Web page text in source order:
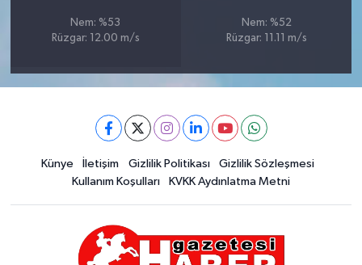
Nem: %53
Rüzgar: 12.00 m/s
Nem: %52
Rüzgar: 11.11 m/s
Künye İletişim Gizlilik Politikası
Gizlilik Sözleşmesi
Kullanım Koşulları
KVKK Aydınlatma Metni